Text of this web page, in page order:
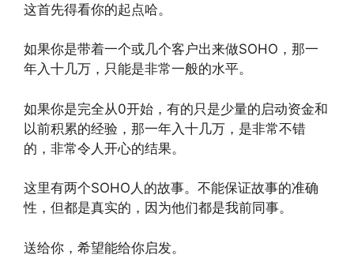
这首先得看你的起点哈。
如果你是带着一个或几个客户出来做SOHO，那一
年入十几万，只能是非常一般的水平。
如果你是完全从0开始，有的只是少量的启动资金和
以前积累的经验，那一年入十几万，是非常不错
的，非常令人开心的结果。
这里有两个SOHO人的故事。不能保证故事的准确
性，但都是真实的，因为他们都是我前同事。
送给你，希望能给你启发。